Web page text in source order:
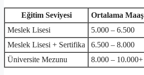
Eğitim Seviyesi Ortalama
Meslek Lisesi
5.000 – 6.500
Meslek Lisesi + Sertifika
6.500 – 8.000
Üniversite Mezunu
8.000 – 10.000+